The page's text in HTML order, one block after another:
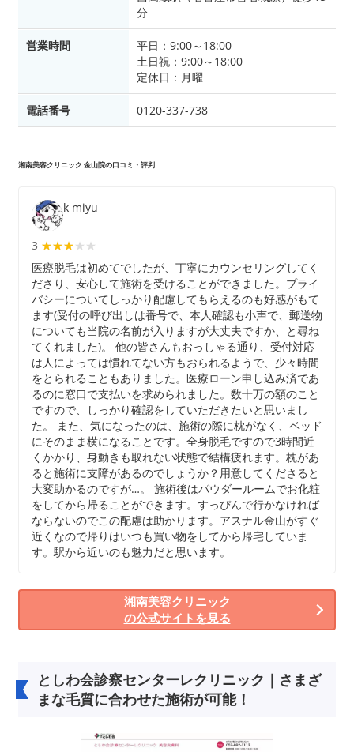
分
営業時間
平日：9:00～18:00
土日祝：9:00～18:00
定休日：月曜
電話番号 0120-337-738
湘南美容クリニック 金山院の口コミ・評判
k miyu
3 ★★★★★
★★★
医療脱毛は初めてでしたが、丁寧にカウンセリングしてく
ださり、安心して施術を受けることができました。プライ
バシーについてしっかり配慮してもらえるのも好感がもて
ます(受付の呼び出しは番号で、本人確認も小声で、郵送物
についても当院の名前が入りますが大丈夫ですか、と尋ね
てくれました)。 他の皆さんもおっしゃる通り、受付対応
は人によっては慣れてない方もおられるようで、少々時間
をとられることもありました。医療ローン申し込み済であ
るのに窓口で支払いを求められました。数十万の額のこと
ですので、しっかり確認をしていただきたいと思いまし
た。 また、気になったのは、施術の際に枕がなく、ベッド
にそのまま横になることです。全身脱毛ですので3時間近
くかかり、身動きも取れない状態で結構疲れます。枕があ
ると施術に支障があるのでしょうか？用意してくださると
大変助かるのですが…。 施術後はパウダールームでお化粧
をしてから帰ることができます。すっぴんで行かなければ
ならないのでこの配慮は助かります。アスナル金山がすぐ
近くなので帰りはいつも買い物をしてから帰宅していま
す。駅から近いのも魅力だと思います。
湘南美容クリニック
の公式サイトを見る
としわ会診察センターレクリニック｜さまざ
まな毛質に合わせた施術が可能！